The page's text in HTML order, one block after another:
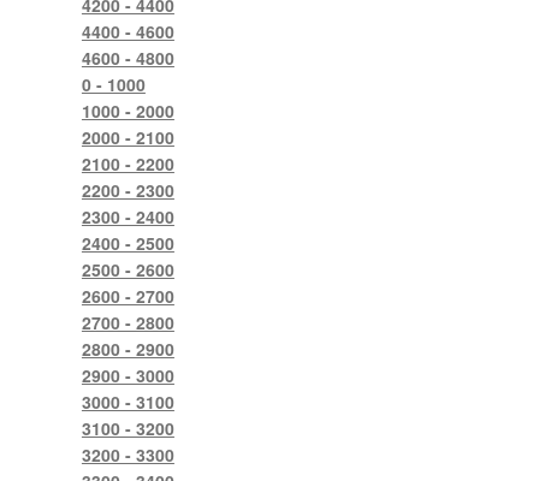
4400 - 4600
4600 - 4800
0 - 1000
1000 - 2000
2000 - 2100
2100 - 2200
2200 - 2300
2300 - 2400
2400 - 2500
2500 - 2600
2600 - 2700
2700 - 2800
2800 - 2900
2900 - 3000
3000 - 3100
3100 - 3200
3200 - 3300